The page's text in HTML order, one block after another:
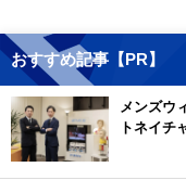
おすすめ記事【PR】
メンズウ
トネイチ